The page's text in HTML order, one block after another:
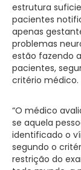
estrutura
pacientes
apenas
problemas
estão fazendo
pacientes,
critério médico.
“O médico
se aquela
identificado o
segundo o
restrição do